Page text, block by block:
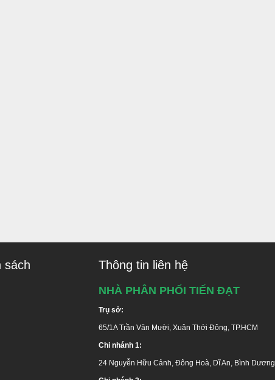
sách Thông tin liên hệ
NHÀ PHÂN PHỐI TIẾN ĐẠT
Trụ sở:
65/1A Trần Văn Mười, Xuân Thới Đông, TP.HCM
Chi nhánh 1:
24 Nguyễn Hữu Cảnh, Đông Hoà, Dĩ An, Bình Dương